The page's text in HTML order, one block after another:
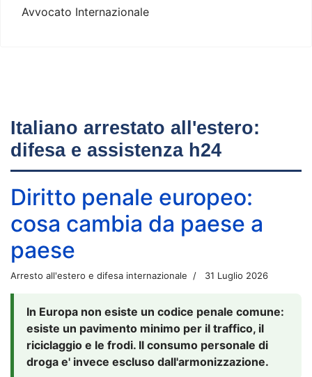
Avvocato Internazionale
Italiano arrestato all'estero:
difesa e assistenza h24
Diritto penale europeo:
cosa cambia da paese a
paese
Arresto all'estero e difesa internazionale 31 Luglio 2026
In Europa non esiste un codice penale comune:
esiste un pavimento minimo per il traffico, il
riciclaggio e le frodi. Il consumo personale di
droga e' invece escluso dall'armonizzazione.